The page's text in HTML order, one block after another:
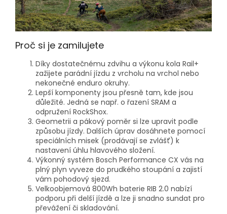
Proč si je zamilujete
Díky dostatečnému zdvihu a výkonu kola Rail+
zažijete parádní jízdu z vrcholu na vrchol nebo
nekonečné enduro okruhy.
Lepší komponenty jsou přesně tam, kde jsou
důležité. Jedná se např. o řazení SRAM a
odpružení RockShox.
Geometrii a pákový poměr si lze upravit podle
způsobu jízdy. Dalších úprav dosáhnete pomocí
speciálních misek (prodávají se zvlášť) k
nastavení úhlu hlavového složení.
Výkonný systém Bosch Performance CX vás na
plný plyn vyveze do prudkého stoupání a zajistí
vám pohodový sjezd.
Velkoobjemová 800Wh baterie RIB 2.0 nabízí
podporu při delší jízdě a lze ji snadno sundat pro
převážení či skladování.